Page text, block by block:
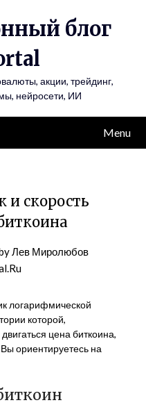
блог
акции, трейдинг,
нейросети, ИИ
Menu
и скорость
Лев Миролюбов
логарифмической
которой,
цена биткоина,
ориентируетесь на